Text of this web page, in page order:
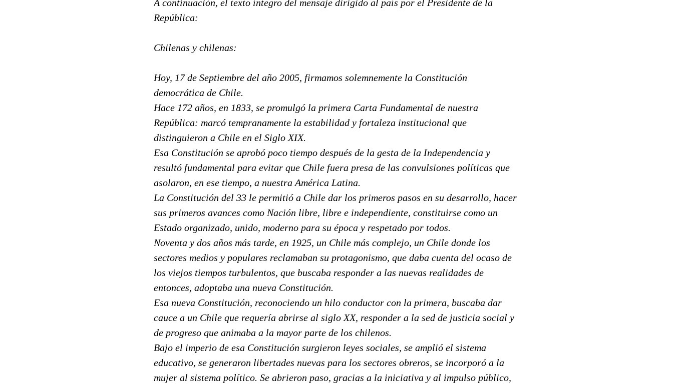
A continuación, el texto íntegro del mensaje dirigido al país por el Presidente de la
República:
Chilenas y chilenas:
Hoy, 17 de Septiembre del año 2005, firmamos solemnemente la Constitución
democrática de Chile.
Hace 172 años, en 1833, se promulgó la primera Carta Fundamental de nuestra
República: marcó tempranamente la estabilidad y fortaleza institucional que
distinguieron a Chile en el Siglo XIX.
Esa Constitución se aprobó poco tiempo después de la gesta de la Independencia y
resultó fundamental para evitar que Chile fuera presa de las convulsiones políticas que
asolaron, en ese tiempo, a nuestra América Latina.
La Constitución del 33 le permitió a Chile dar los primeros pasos en su desarrollo, hacer
sus primeros avances como Nación libre, libre e independiente, constituirse como un
Estado organizado, unido, moderno para su época y respetado por todos.
Noventa y dos años más tarde, en 1925, un Chile más complejo, un Chile donde los
sectores medios y populares reclamaban su protagonismo, que daba cuenta del ocaso de
los viejos tiempos turbulentos, que buscaba responder a las nuevas realidades de
entonces, adoptaba una nueva Constitución.
Esa nueva Constitución, reconociendo un hilo conductor con la primera, buscaba dar
cauce a un Chile que requería abrirse al siglo XX, responder a la sed de justicia social y
de progreso que animaba a la mayor parte de los chilenos.
Bajo el imperio de esa Constitución surgieron leyes sociales, se amplió el sistema
educativo, se generaron libertades nuevas para los sectores obreros, se incorporó a la
mujer al sistema político. Se abrieron paso, gracias a la iniciativa y al impulso público,